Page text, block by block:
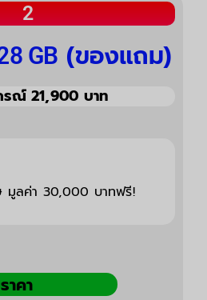
2
GB (ของแถม)
รณ์ 21,900 บาท
มูลค่า 30,000 บาทฟรี!
าคา